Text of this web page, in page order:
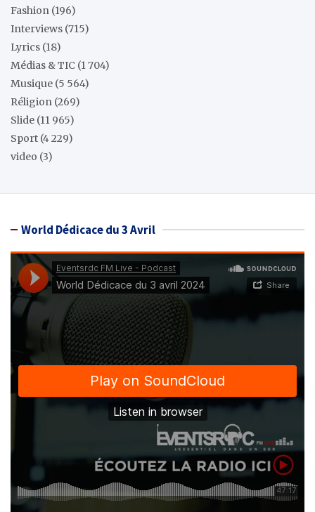
Fashion (196)
Interviews (715)
Lyrics (18)
Médias & TIC (1 704)
Musique (5 564)
Réligion (269)
Slide (11 965)
Sport (4 229)
video (3)
World Dédicace du 3 Avril